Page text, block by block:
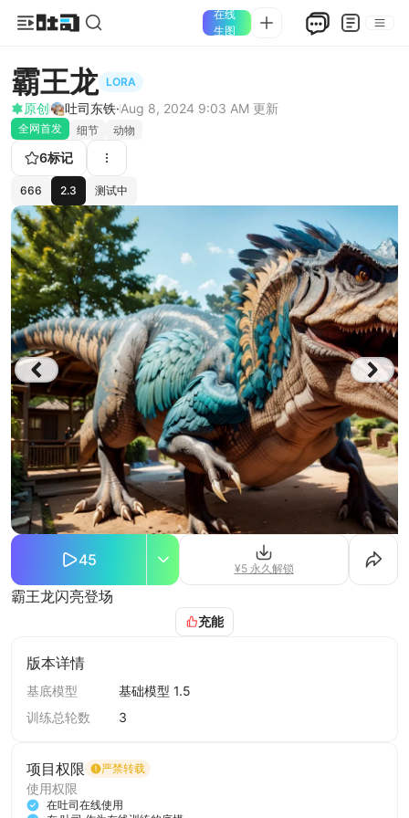
在线
生图
霸王龙 LORA
原创 吐司东铁·Aug 8, 2024 9:03 AM 更新
全网首发 细节 动物
6标记
666 2.3 测试中
45 ¥5 永久解锁
霸王龙闪亮登场
充能
版本详情
基底模型
基础模型 1.5
训练总轮数
3
项目权限 严禁转载
使用权限
在吐司在线使用